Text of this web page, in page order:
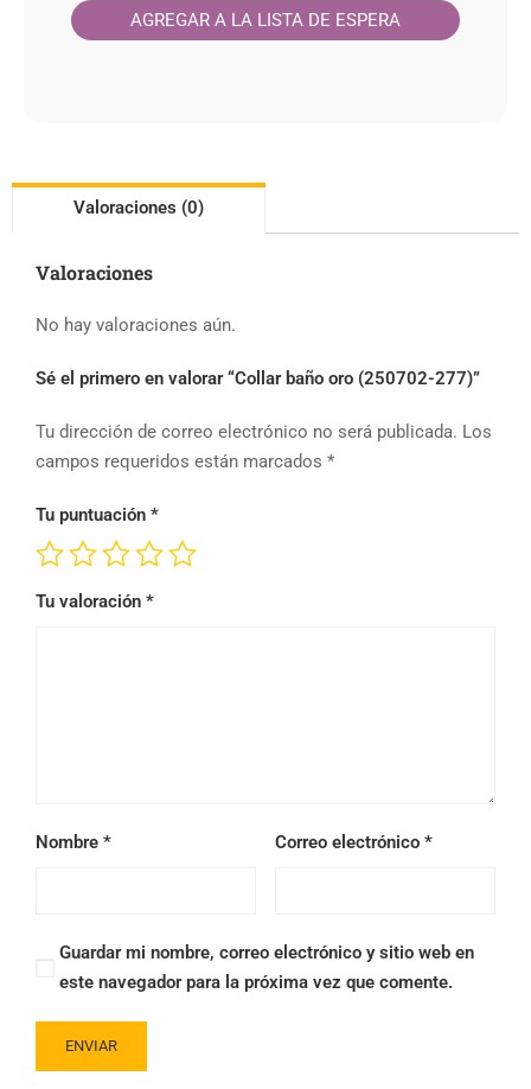
Valoraciones (0)
Valoraciones
No hay valoraciones aún.
Sé el primero en valorar “Collar baño oro (250702-277)”
Tu dirección de correo electrónico no será publicada. Los
campos requeridos están marcados *
Tu puntuación *
Tu valoración *
Nombre * Correo electrónico *
Guardar mi nombre, correo electrónico y sitio web en
este navegador para la próxima vez que comente.